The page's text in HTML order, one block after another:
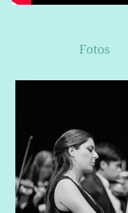
Fotos